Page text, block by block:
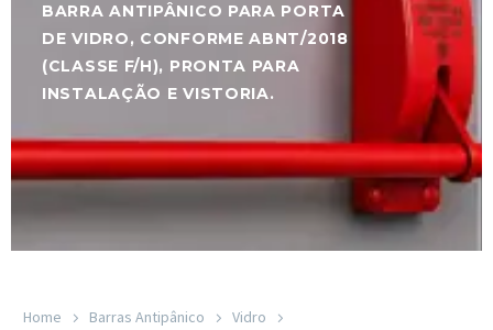
BARRA ANTIPÂNICO PARA PORTA
DE VIDRO, CONFORME ABNT/2018
(CLASSE F/H), PRONTA PARA
INSTALAÇÃO E VISTORIA.
Home Barras Antipânico
Vidro